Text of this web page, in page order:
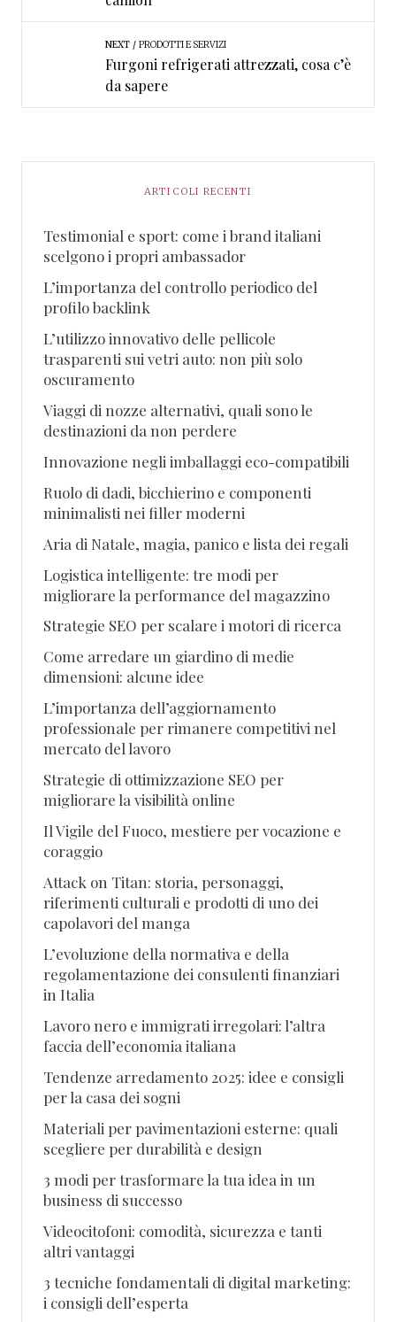
NEXT PRODOTTI E SERVIZI
Furgoni refrigerati attrezzati, cosa c’è
da sapere
ARTICOLI RECENTI
Testimonial e sport: come i brand italiani
scelgono i propri ambassador
L’importanza del controllo periodico del
profilo backlink
L’utilizzo innovativo delle pellicole
trasparenti sui vetri auto: non più solo
oscuramento
Viaggi di nozze alternativi, quali sono le
destinazioni da non perdere
Innovazione negli imballaggi eco-compatibili
Ruolo di dadi, bicchierino e componenti
minimalisti nei filler moderni
Aria di Natale, magia, panico e lista dei regali
Logistica intelligente: tre modi per
migliorare la performance del magazzino
Strategie SEO per scalare i motori di ricerca
Come arredare un giardino di medie
dimensioni: alcune idee
L’importanza dell’aggiornamento
professionale per rimanere competitivi nel
mercato del lavoro
Strategie di ottimizzazione SEO per
migliorare la visibilità online
Il Vigile del Fuoco, mestiere per vocazione e
coraggio
Attack on Titan: storia, personaggi,
riferimenti culturali e prodotti di uno dei
capolavori del manga
L’evoluzione della normativa e della
regolamentazione dei consulenti finanziari
in Italia
Lavoro nero e immigrati irregolari: l’altra
faccia dell’economia italiana
Tendenze arredamento 2025: idee e consigli
per la casa dei sogni
Materiali per pavimentazioni esterne: quali
scegliere per durabilità e design
3 modi per trasformare la tua idea in un
business di successo
Videocitofoni: comodità, sicurezza e tanti
altri vantaggi
3 tecniche fondamentali di digital marketing:
i consigli dell’esperta